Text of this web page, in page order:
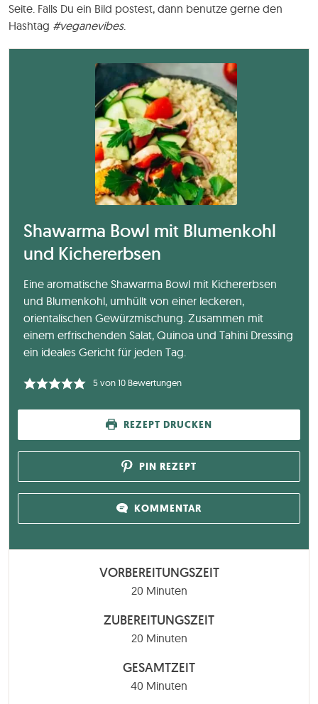
Seite. Falls Du ein Bild postest, dann benutze gerne den
Hashtag #veganevibes.
Shawarma Bowl mit Blumenkohl
und Kichererbsen
Eine aromatische Shawarma Bowl mit Kichererbsen
und Blumenkohl, umhüllt von einer leckeren,
orientalischen Gewürzmischung. Zusammen mit
einem erfrischenden Salat, Quinoa und Tahini Dressing
ein ideales Gericht für jeden Tag.
5von10Bewertungen
REZEPT DRUCKEN
PIN REZEPT
KOMMENTAR
VORBEREITUNGSZEIT
20Minuten
Minuten
ZUBEREITUNGSZEIT
20Minuten
Minuten
GESAMTZEIT
40 Minuten
Minuten